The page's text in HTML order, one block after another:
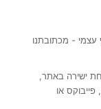
עצמי - מכתובתנו
ישירה באתר,
או